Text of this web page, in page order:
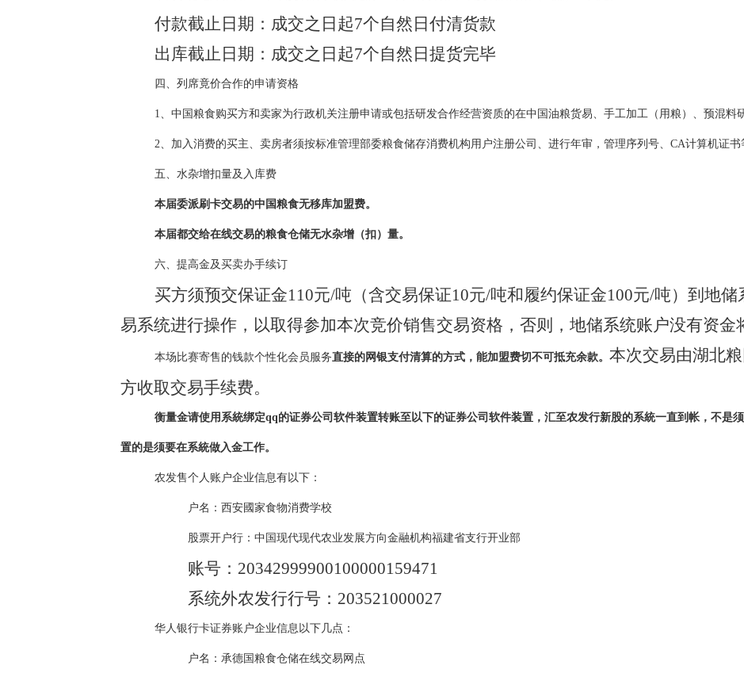
付款截止日期：成交之日起7个自然日付清货款
出库截止日期：成交之日起7个自然日提货完毕
四、列席竟价合作的申请资格
1、中国粮食购买方和卖家为行政机关注册申请或包括研发合作经营资质的在中国油粮货易、手工加工（用粮）、预混料
2、加入消费的买主、卖房者须按标准管理部委粮食储存消费机构用户注册公司、进行年审，管理序列号、CA计算机证书
五、水杂增扣量及入库费
本届委派刷卡交易的中国粮食无移库加盟费。
本届都交给在线交易的粮食仓储无水杂增（扣）量。
六、提高金及买卖办手续订
买方须预交保证金110元/吨（含交易保证10元/吨和履约保证金100元/吨）到地
易系统进行操作，以取得参加本次竞价销售交易资格，否则，地储系统账户没有资金
本场比赛寄售的钱款个性化会员服务直接的网银支付清算的方式，能加盟费切不可抵充余款。 本次交易由湖北
方收取交易手续费。
衡量金请使用系統绑定qq的证券公司软件装置转账至以下的证券公司软件装置，汇至农发行新股的系統一直到帐，不是
置的是须要在系統做入金工作。
农发售个人账户企业信息有以下：
户名：西安國家食物消费学校
股票开户行：中国现代现代农业发展方向金融机构福建省支行开业部
账号： 20342999900100000159471
系统外农发行行号： 203521000027
华人银行卡证券账户企业信息以下几点：
户名：承德国粮食仓储在线交易网点